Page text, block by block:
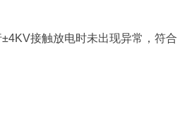
接触放电时未出现异常，符合